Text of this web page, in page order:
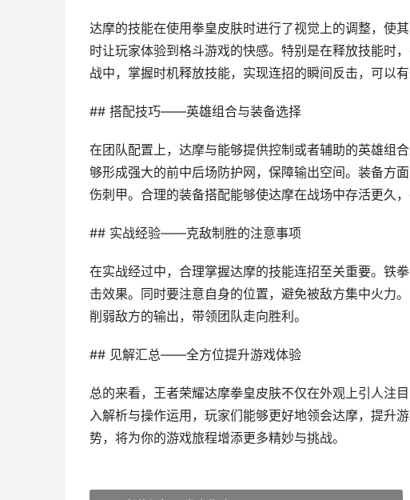
达摩的技能在使用拳皇皮肤时进行了视觉上的调整，使
时让玩家体验到格斗游戏的快感。特别是在释放技能时
战中，掌握时机释放技能，实现连招的瞬间反击，可以有
## 搭配技巧——英雄组合与装备选择
在团队配置上，达摩与能够提供控制或者辅助的英雄组
够形成强大的前中后场防护网，保障输出空间。装备方
伤刺甲。合理的装备搭配能够使达摩在战场中存活更久，
## 实战经验——克敌制胜的注意事项
在实战经过中，合理掌握达摩的技能连招至关重要。铁
击效果。同时要注意自身的位置，避免被敌方集中火力
削弱敌方的输出，带领团队走向胜利。
## 见解汇总——全方位提升游戏体验
总的来看，王者荣耀达摩拳皇皮肤不仅在外观上引人注
入解析与操作运用，玩家们能够更好地领会达摩，提升
势，将为你的游戏旅程增添更多精妙与挑战。